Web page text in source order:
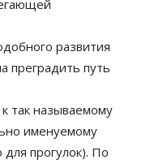
развития
преградить путь
так называемому
именуемому
прогулок). По